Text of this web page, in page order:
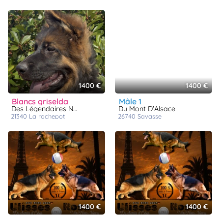
1400 €
blancs griselda
Des Légendaires Nahauri
21340 la rochepot
1400 €
mâle 1
Du Mont D'Alsace
26740 savasse
1400 € 1400 €